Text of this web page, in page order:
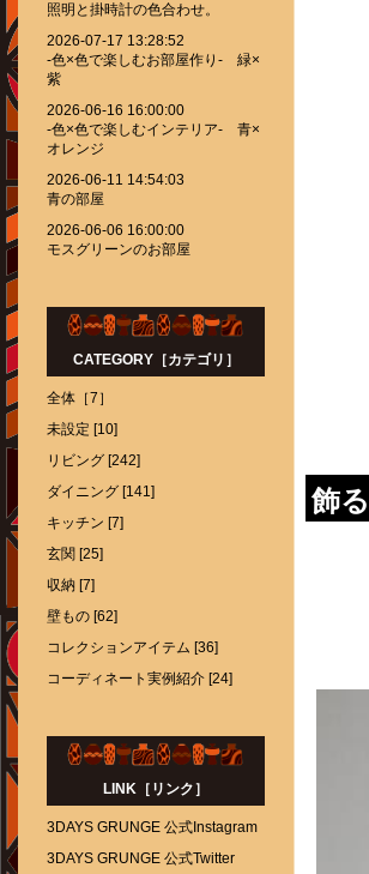
飾
照明と掛時計の色合わせ。
2026-07-17 13:28:52
-色×色で楽しむお部屋作り- 緑×
紫
2026-06-16 16:00:00
-色×色で楽しむインテリア- 青×
オレンジ
2026-06-11 14:54:03
青の部屋
2026-06-06 16:00:00
モスグリーンのお部屋
CATEGORY［カテゴリ］
全体［7］
未設定 [10]
リビング [242]
ダイニング [141]
キッチン [7]
玄関 [25]
収納 [7]
壁もの [62]
コレクションアイテム [36]
コーディネート実例紹介 [24]
LINK［リンク］
3DAYS GRUNGE 公式Instagram
3DAYS GRUNGE 公式Twitter